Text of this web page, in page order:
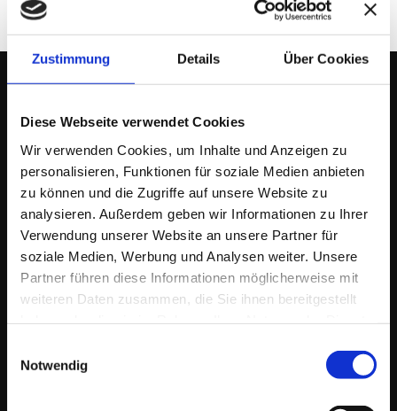
Zustimmung Details Über Cookies
Diese Webseite verwendet Cookies
Wir verwenden Cookies, um Inhalte und Anzeigen zu
personalisieren, Funktionen für soziale Medien anbieten
zu können und die Zugriffe auf unsere Website zu
analysieren. Außerdem geben wir Informationen zu Ihrer
Verwendung unserer Website an unsere Partner für
soziale Medien, Werbung und Analysen weiter. Unsere
Partner führen diese Informationen möglicherweise mit
weiteren Daten zusammen, die Sie ihnen bereitgestellt
Notwendig
Ich berate & begleite meine AuftraggeberInnen in vielen Bereichen
der Online Kommunikation und im Online-Marketing alsWegbegleiter
Umsetzung. Zusätzlich biete ich dazu maßgeschneiderte
Dienstleistungen.
Einzelpersonen, EPU/KMU. Historisch bedingt bin ich
parallel auch als
Berater & Dienstleisterfür eine Auswahl